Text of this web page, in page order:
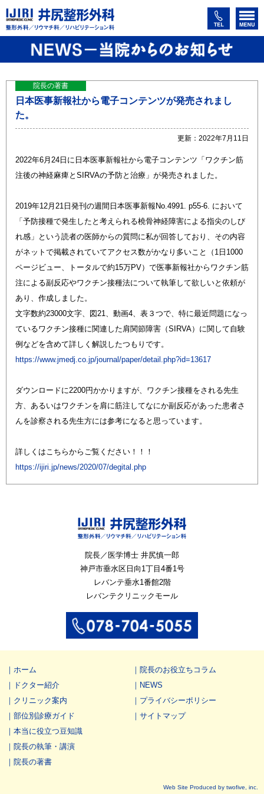
院長の著書
日本医事新報社から電子コンテンツが発売されまし
た。
更新：2022年7月11日
2022年6月24日に日本医事新報社から電子コンテンツ「ワクチン筋
注後の神経麻痺とSIRVAの予防と治療」が発売されました。
2019年12月21日発刊の週間日本医事新報No.4991. p55-6. において
「予防接種で発生したと考えられる橈骨神経障害による指尖のしび
れ感」という読者の医師からの質問に私が回答しており、その内容
がネットで掲載されていてアクセス数がかなり多いこと（1日1000
ページビュー、トータルで約15万PV）で医事新報社からワクチン筋
注による副反応やワクチン接種法について執筆して欲しいと依頼が
あり、作成しました。
文字数約23000文字、図21、動画4、表３つで、特に最近問題になっ
ているワクチン接種に関連した肩関節障害（SIRVA）に関して自験
例などを含めて詳しく解説したつもりです。
https://www.jmedj.co.jp/journal/paper/detail.php?id=13617
ダウンロードに2200円かかりますが、ワクチン接種をされる先生
方、あるいはワクチンを肩に筋注してなにか副反応があった患者さ
んを診察される先生方には参考になると思っています。
詳しくはこちらからご覧ください！！！
https://ijiri.jp/news/2020/07/degital.php
院長／医学博士 井尻慎一郎
神戸市垂水区日向1丁目4番1号
レバンテ垂水1番館2階
レバンテクリニックモール
ホーム
ドクター紹介
クリニック案内
部位別診療ガイド
本当に役立つ豆知識
院長の執筆・講演
院長の著書
院長のお役立ちコラム
NEWS
プライバシーポリシー
サイトマップ
Web Site Produced by twofive, inc.